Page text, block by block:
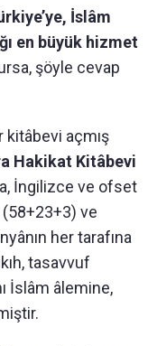
İslâm
en büyük hizmet
şöyle cevap
kitâbevi açmış
Hakikat Kitâbevi
İngilizce ve ofset
(58+23+3) ve
her tarafına
tasavvuf
İslâm âlemine,